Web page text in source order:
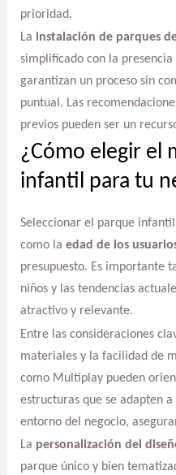
prioridad.
La instalación de parques
simplificado con la
garantizan un proceso sin
puntual. Las
previos pueden ser un
¿Cómo elegir el
infantil para tu
Seleccionar el parque
como la edad de los
presupuesto. Es importante
niños y las tendencias
atractivo y relevante.
Entre las consideraciones
materiales y la facilidad de
como Multiplay pueden
estructuras que se adapten a
entorno del negocio,
La personalización del
parque único y bien